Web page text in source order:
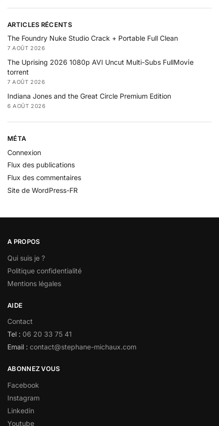
ARTICLES RÉCENTS
The Foundry Nuke Studio Crack + Portable Full Clean
7 AOÛT 2026
The Uprising 2026 1080p AVI Uncut Multi-Subs FullMov𝗂e
torrent
7 AOÛT 2026
Indiana Jones and the Great Circle Premium Edition
6 AOÛT 2026
MÉTA
Connexion
Flux des publications
Flux des commentaires
Site de WordPress-FR
A PROPOS
Qui suis je ?
Politique confidentialité
Mentions légales
AIDE
Contact
Tel : 06 20 33 75 41
Email : contact@stephane-michaux.com
ABONNEZ VOUS
Facebook
Instagram
Linkedin
Youtube